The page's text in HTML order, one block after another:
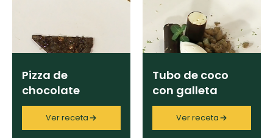
Pizza de
chocolate
Ver receta
Tubo de coco
con galleta
aliñada
Ver receta